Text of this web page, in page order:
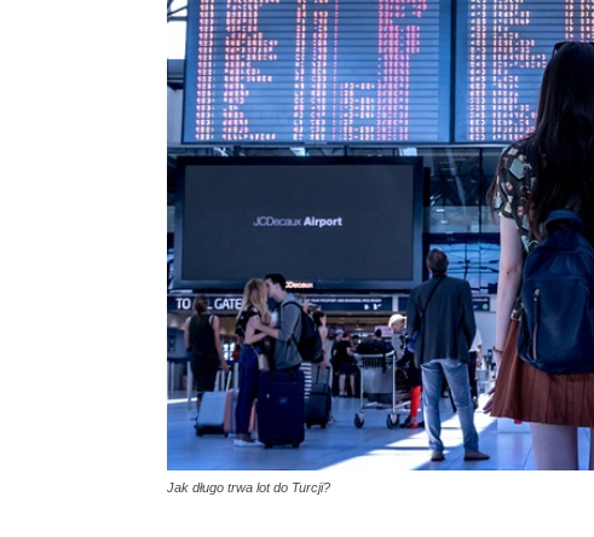
Jak długo trwa lot do Turcji?